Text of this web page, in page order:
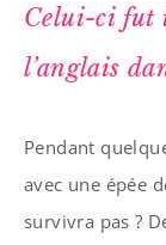
Celui-ci fut
l’anglais
Pendant
avec une épée
survivra pas ?